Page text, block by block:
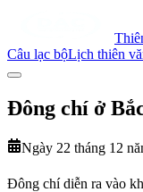
Câu lạc bộLịch thiên
Đông chí ở
Ngày 22 tháng 12
Đông chí diễn ra vào